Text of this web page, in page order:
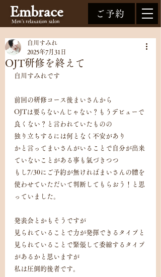
Men's relaxation salon
Embrace ご予約
OJT研修を終えて
白川すみれ
2025年7月31日
白川すみれです
前回の研修コース後まいさんから
OJTは要らないんじゃない？もうデビューで
良くない？と言われていたものの
独り立ちするには何となく不安があり
かと言ってまいさんがいることで自分が出来
ていないことがある事も氣づきつつ
もし7/30にご予約が無ければまいさんの體を
使わせていただいて判断してもらおう！と思
っていました。
発表会とかもそうですが
見られていることで力が発揮できるタイプと
見られていることで緊張して委縮するタイプ
があるかと思いますが
私は圧倒的後者です。